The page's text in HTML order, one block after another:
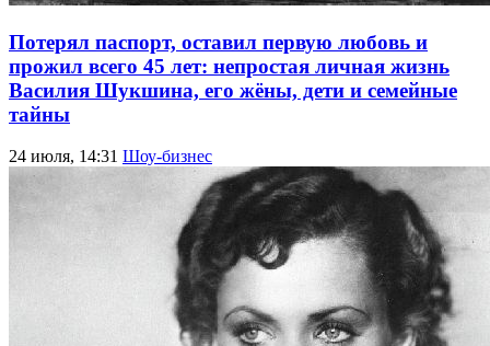
Потерял паспорт, оставил первую любовь и
прожил всего 45 лет: непростая личная жизнь
Василия Шукшина, его жёны, дети и семейные
тайны
24 июля, 14:31 Шоу-бизнес